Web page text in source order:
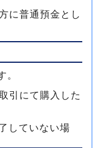
に普通預金とし
。
引にて購入した
していない場